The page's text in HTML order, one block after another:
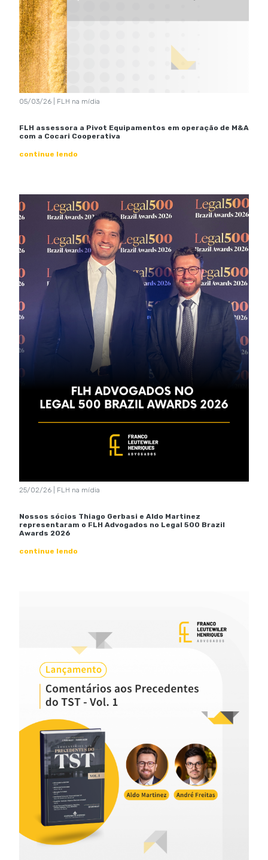
05/03/26 | FLH na mídia
FLH assessora a Pivot Equipamentos em operação de M&A
com a Cocari Cooperativa
continue lendo
25/02/26 | FLH na mídia
Nossos sócios Thiago Gerbasi e Aldo Martinez
representaram o FLH Advogados no Legal 500 Brazil
Awards 2026
continue lendo